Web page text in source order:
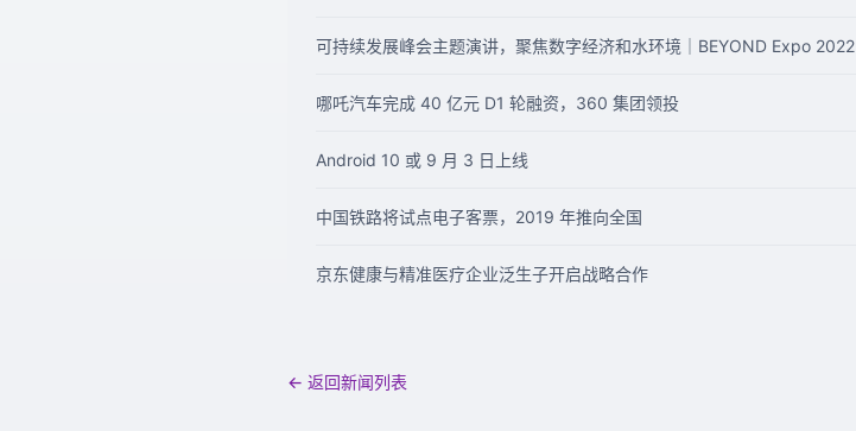
可持续发展峰会主题演讲，聚焦数字经济和水环境｜BEYOND Expo 2022
哪吒汽车完成 40 亿元 D1 轮融资，360 集团领投
Android 10 或 9 月 3 日上线
中国铁路将试点电子客票，2019 年推向全国
京东健康与精准医疗企业泛生子开启战略合作
← 返回新闻列表